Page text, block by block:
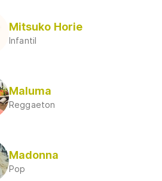
Mitsuko Horie
Infantil
Maluma
Reggaeton
Madonna
Pop